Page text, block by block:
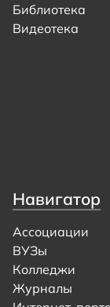
Библиотека
Видеотека
Навигатор
Ассоциации
ВУЗы
Колледжи
Журналы